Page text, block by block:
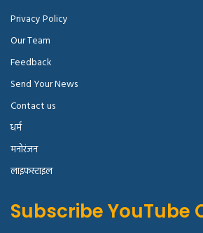
Privacy Policy
Our Team
Feedback
Send Your News
Contact us
धर्म
मनोरंजन
लाइफस्टाइल
Subscribe YouTube